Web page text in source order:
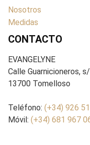
Nosotros
Medidas
CONTACTO
EVANGELYNE
Calle Guarnicioneros,
13700 Tomelloso
Teléfono: (+34) 926
Móvil: (+34) 681 967